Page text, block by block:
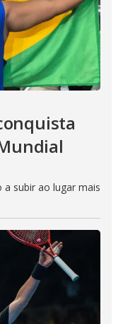
subir ao lugar mais